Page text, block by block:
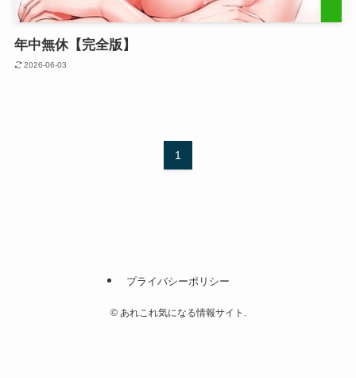
年中無休【完全版】
2026-06-03
1
プライバシーポリシー
©あれこれ気になる情報サイト.